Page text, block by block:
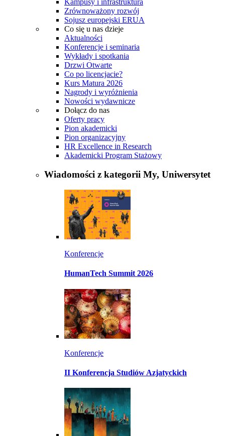
Zrównoważony rozwój
Sojusz europejski ERUA
Co się u nas dzieje
Aktualności
Konferencje i seminaria
Wykłady i spotkania
Drzwi Otwarte
Co po licencjacie?
Kurs Matura 2026
Nagrody i wyróżnienia
Nowości wydawnicze
Dołącz do nas
Oferty pracy
Pion akademicki
Pion organizacyjny
HR Excellence in Research
Akademicki Program Stażowy
Wiadomości z kategorii My, Uniwersytet
Konferencje
HumanTech Summit 2026
Konferencje
II Konferencja Studiów Azjatyckich